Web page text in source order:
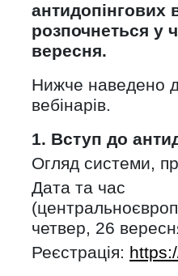
антидопінгових
розпочнеться у
вересня.
Нижче наведено
вебінарів.
1. Вступ до
Огляд системи,
Дата та час
четвер, 26
Реєстрація: